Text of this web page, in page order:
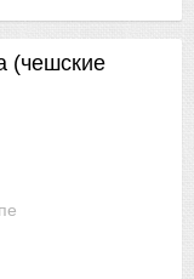
(чешские